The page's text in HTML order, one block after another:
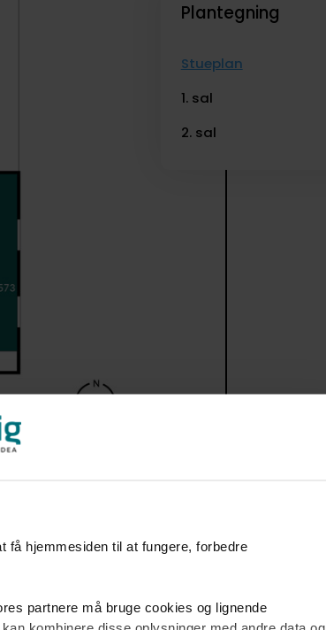
få hjemmesiden til at fungere, forbedre
partnere må bruge cookies og lignende
Plantegning
Stueplan
1. sal
2. sal